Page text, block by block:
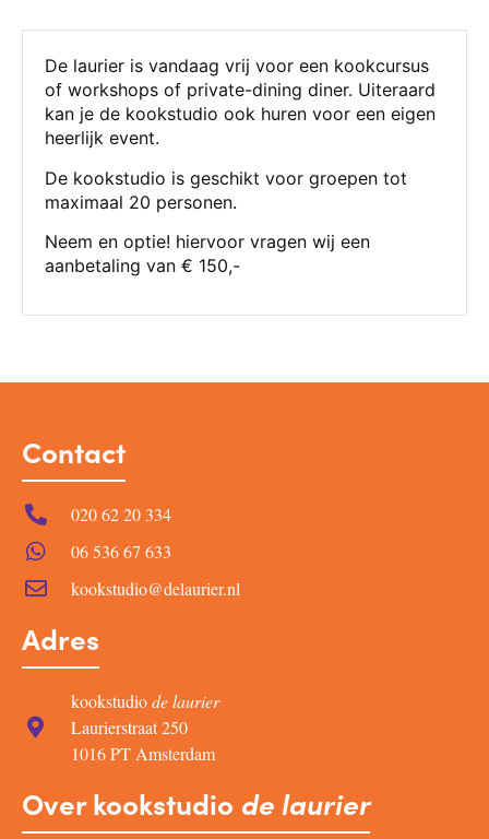
De laurier is vandaag vrij voor een kookcursus
of workshops of private-dining diner. Uiteraard
kan je de kookstudio ook huren voor een eigen
heerlijk event.
De kookstudio is geschikt voor groepen tot
maximaal 20 personen.
Neem en optie! hiervoor vragen wij een
aanbetaling van € 150,-
Contact
020 62 20 334
06 536 67 633
kookstudio@delaurier.nl
Adres
kookstudiode laurier
Laurierstraat 250
1016 PT Amsterdam
Over kookstudio de laurier